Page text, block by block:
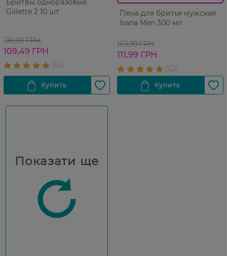
Бритвы одноразовые
Gillette 2 10 шт
136,99 ГРН
109,49 ГРН
Пена для бритья мужская
Isana Men 300 мл
159,99 ГРН
111,99 ГРН
Показати ще